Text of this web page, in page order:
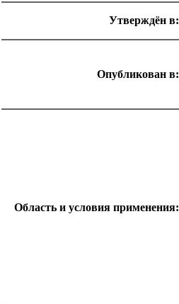
Утверждён в:
Опубликован в:
Область и условия применения: